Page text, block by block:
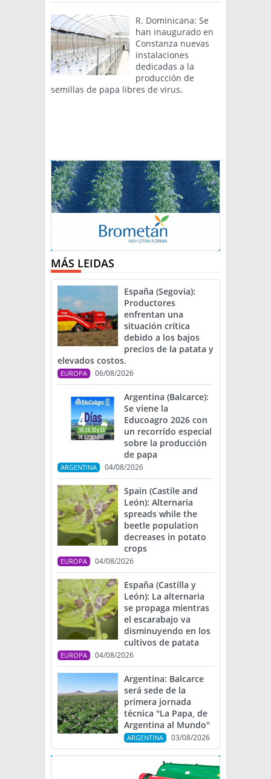
R. Dominicana: Se
han inaugurado en
Constanza nuevas
instalaciones
dedicadas a la
producción de
semillas de papa libres de virus.
MÁS LEIDAS
España (Segovia):
Productores
enfrentan una
situación crítica
debido a los bajos
precios de la patata y
elevados costos.
EUROPA 06/08/2026
Argentina (Balcarce):
Se viene la
Educoagro 2026 con
un recorrido especial
sobre la producción
de papa
ARGENTINA 04/08/2026
Spain (Castile and
León): Alternaria
spreads while the
beetle population
decreases in potato
crops
EUROPA 04/08/2026
España (Castilla y
León): La alternaria
se propaga mientras
el escarabajo va
disminuyendo en los
cultivos de patata
EUROPA 04/08/2026
Argentina: Balcarce
será sede de la
primera jornada
técnica "La Papa, de
Argentina al Mundo"
ARGENTINA 03/08/2026